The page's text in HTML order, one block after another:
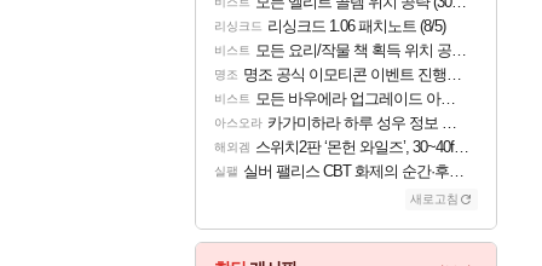
리싱크드 리싱크드 1.06 패치노트 (8/5)
비스트 모든 요리/작물 책 획득 위치 공략 (36개) - 미식가 도전과제
명조 명조 공식 이모티콘 이벤트 진행해봤습니다! 참여부터 추첨까지????
비스트 모든 바우에라 업그레이드 아이템 획득 위치 공략 (89개)
아스오라 카가미하라 하루 성우 정보 및 주요 필모
해외겜 스위치2판 ‘몬헌 와일즈’, 30~40fps 목표 추정
실팰 실버 팰리스 CBT 화제의 순간·후기 모음
새로고침